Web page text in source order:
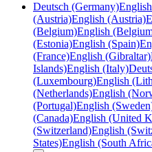
Deutsch (Germany)
(Austria)English (Austria)
(Belgium)English
(Estonia)English (Spain)
(France)English (Gibraltar)
Islands)English (Italy)
(Luxembourg)English
(Netherlands)English
(Portugal)English
(Canada)English (United
(Switzerland)English
States)English (South